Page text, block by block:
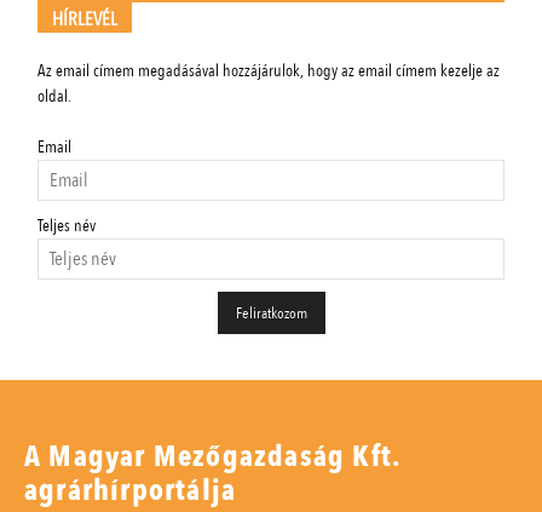
HÍRLEVÉL
Az email címem megadásával hozzájárulok, hogy az email címem kezelje az
oldal.
Email
Teljes név
A Magyar Mezőgazdaság Kft.
agrárhírportálja